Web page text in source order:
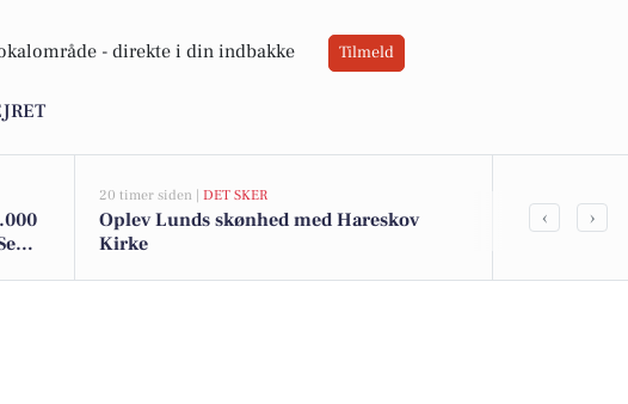
- direkte i din indbakke Tilmeld
20 timer siden | DET SKER
Oplev Lunds skønhed med Hareskov
Kirke
Top 6 over
‹ ›